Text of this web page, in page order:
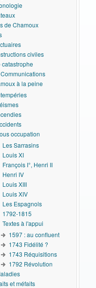
de Chamoux
civiles
catastrophe
à la peine
occupation
Les Sarrasins
Louis XI
François I°, Henri II
Henri IV
Louis XIII
Louis XIV
Les Espagnols
1792-1815
Textes à l'appui
1597 : au confluent
1743 Fidélité ?
1743 Réquisitions
1792 Révolution
et méfaits